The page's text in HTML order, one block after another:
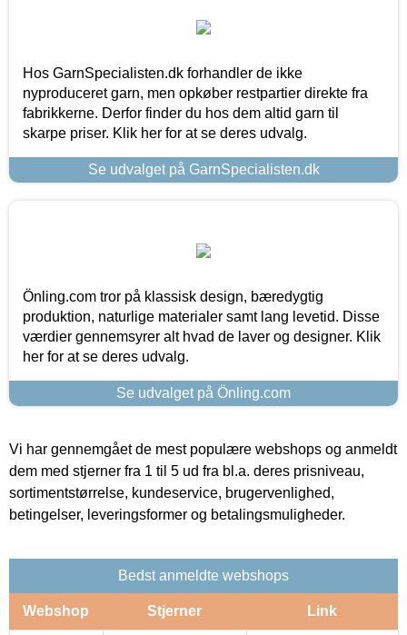
Hos GarnSpecialisten.dk forhandler de ikke
nyproduceret garn, men opkøber restpartier direkte fra
fabrikkerne. Derfor finder du hos dem altid garn til
skarpe priser. Klik her for at se deres udvalg.
Se udvalget på GarnSpecialisten.dk
Önling.com tror på klassisk design, bæredygtig
produktion, naturlige materialer samt lang levetid. Disse
værdier gennemsyrer alt hvad de laver og designer. Klik
her for at se deres udvalg.
Se udvalget på Önling.com
Vi har gennemgået de mest populære webshops og anmeldt
dem med stjerner fra 1 til 5 ud fra bl.a. deres prisniveau,
sortimentstørrelse, kundeservice, brugervenlighed,
betingelser, leveringsformer og betalingsmuligheder.
Bedst anmeldte webshops
Webshop Stjerner Link